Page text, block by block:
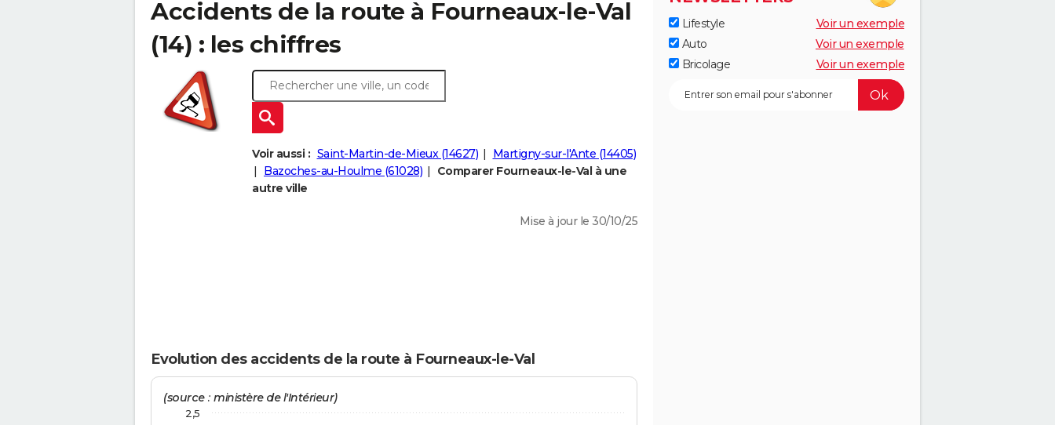
Accidents de la route à Fourneaux-le-Val
(14) : les chiffres
Voir aussi : Saint-Martin-de-Mieux (14627)
Martigny-sur-l'Ante (14405)
Bazoches-au-Houlme (61028)
Comparer Fourneaux-le-Val à une
autre ville
Mise à jour le 30/10/25
Evolution des accidents de la route à Fourneaux-le-Val
(source : ministère de l'Intérieur)
2,5
Lifestyle
Voir un exemple
Auto
Voir un exemple
Bricolage
Voir un exemple